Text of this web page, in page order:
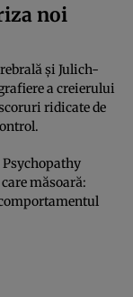
noi
și Julich-
a creierului
ridicate de
măsoară: